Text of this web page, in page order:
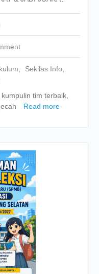
Sekilas Info
tim terbaik,
Read more